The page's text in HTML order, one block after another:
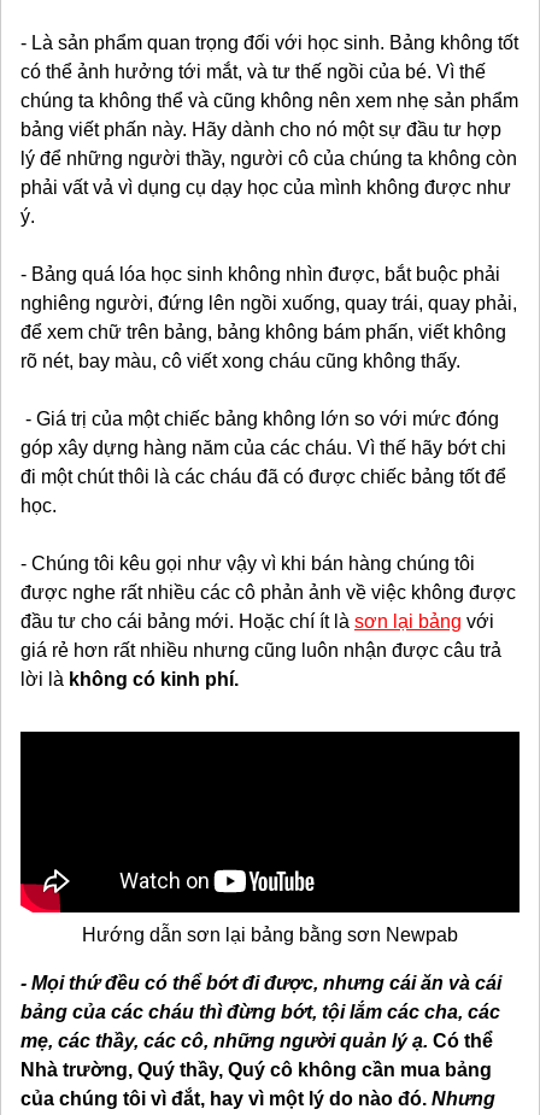
- Là sản phẩm quan trọng đối với học sinh. Bảng không tốt
có thể ảnh hưởng tới mắt, và tư thế ngồi của bé. Vì thế
chúng ta không thể và cũng không nên xem nhẹ sản phẩm
bảng viết phấn này. Hãy dành cho nó một sự đầu tư hợp
lý để những người thầy, người cô của chúng ta không còn
phải vất vả vì dụng cụ dạy học của mình không được như
ý.
- Bảng quá lóa học sinh không nhìn được, bắt buộc phải
nghiêng người, đứng lên ngồi xuống, quay trái, quay phải,
để xem chữ trên bảng, bảng không bám phấn, viết không
rõ nét, bay màu, cô viết xong cháu cũng không thấy.
- Giá trị của một chiếc bảng không lớn so với mức đóng
góp xây dựng hàng năm của các cháu. Vì thế hãy bớt chi
đi một chút thôi là các cháu đã có được chiếc bảng tốt để
học.
- Chúng tôi kêu gọi như vậy vì khi bán hàng chúng tôi
được nghe rất nhiều các cô phản ảnh về việc không được
đầu tư cho cái bảng mới. Hoặc chí ít là sơn lại bảng với
giá rẻ hơn rất nhiều nhưng cũng luôn nhận được câu trả
lời là không có kinh phí.
Hướng dẫn sơn lại bảng bằng sơn Newpab
- Mọi thứ đều có thể bớt đi được, nhưng cái ăn và cái
bảng của các cháu thì đừng bớt, tội lắm các cha, các
mẹ, các thầy, các cô, những người quản lý ạ. Có thể
Nhà trường, Quý thầy, Quý cô không cần mua bảng
của chúng tôi vì đắt, hay vì một lý do nào đó. Nhưng